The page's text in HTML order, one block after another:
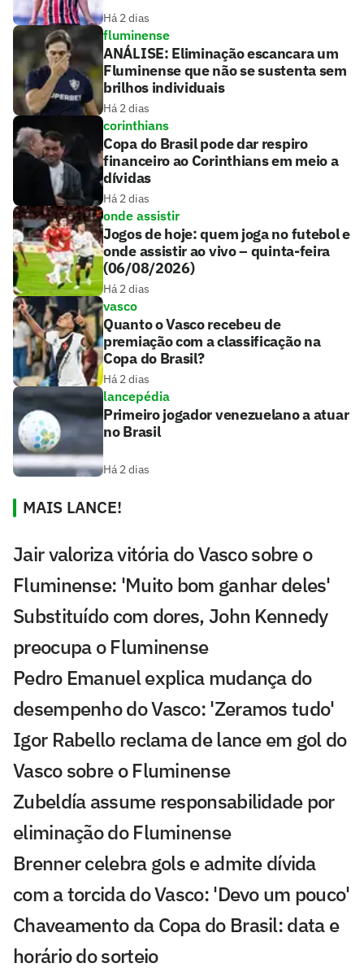
Há 2 dias
fluminense
ANÁLISE: Eliminação escancara um
Fluminense que não se sustenta sem
brilhos individuais
Há 2 dias
corinthians
Copa do Brasil pode dar respiro
financeiro ao Corinthians em meio a
dívidas
Há 2 dias
onde assistir
Jogos de hoje: quem joga no futebol e
onde assistir ao vivo – quinta-feira
(06/08/2026)
Há 2 dias
vasco
Quanto o Vasco recebeu de
premiação com a classificação na
Copa do Brasil?
Há 2 dias
lancepédia
Primeiro jogador venezuelano a atuar
no Brasil
Há 2 dias
MAIS LANCE!
Jair valoriza vitória do Vasco sobre o
Fluminense: 'Muito bom ganhar deles'
Substituído com dores, John Kennedy
preocupa o Fluminense
Pedro Emanuel explica mudança do
desempenho do Vasco: 'Zeramos tudo'
Igor Rabello reclama de lance em gol do
Vasco sobre o Fluminense
Zubeldía assume responsabilidade por
eliminação do Fluminense
Brenner celebra gols e admite dívida
com a torcida do Vasco: 'Devo um pouco'
Chaveamento da Copa do Brasil: data e
horário do sorteio